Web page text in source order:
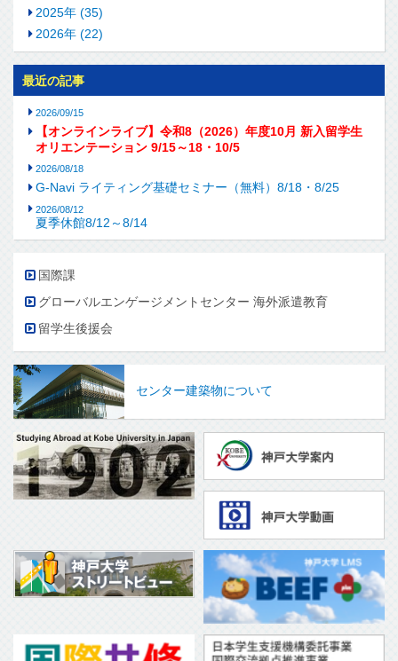
2025年 (35)
2026年 (22)
最近の記事
2026/09/15
【オンラインライブ】令和8（2026）年度10月 新入留学生
オリエンテーション 9/15～18・10/5
2026/08/18
G-Navi ライティング基礎セミナー（無料）8/18・8/25
2026/08/12
夏季休館8/12～8/14
国際課
グローバルエンゲージメントセンター 海外派遣教育
留学生後援会
センター建築物について